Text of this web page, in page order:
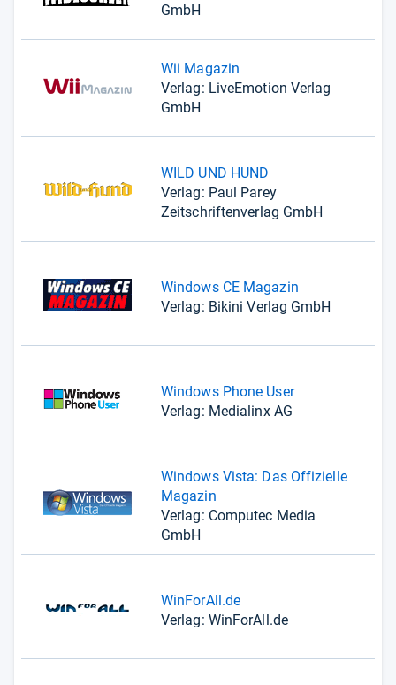
GmbH
Wii Magazin
Verlag: LiveEmotion Verlag
GmbH
WILD UND HUND
Verlag: Paul Parey
Zeitschriftenverlag GmbH
Windows CE Magazin
Verlag: Bikini Verlag GmbH
Windows Phone User
Verlag: Medialinx AG
Windows Vista: Das Offizielle
Magazin
Verlag: Computec Media
GmbH
WinForAll.de
Verlag: WinForAll.de